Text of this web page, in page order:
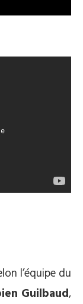
l’équipe du
Guilbaud,